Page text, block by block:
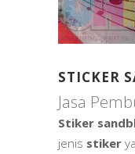
STICKER
Jasa
Stiker
jenis stiker